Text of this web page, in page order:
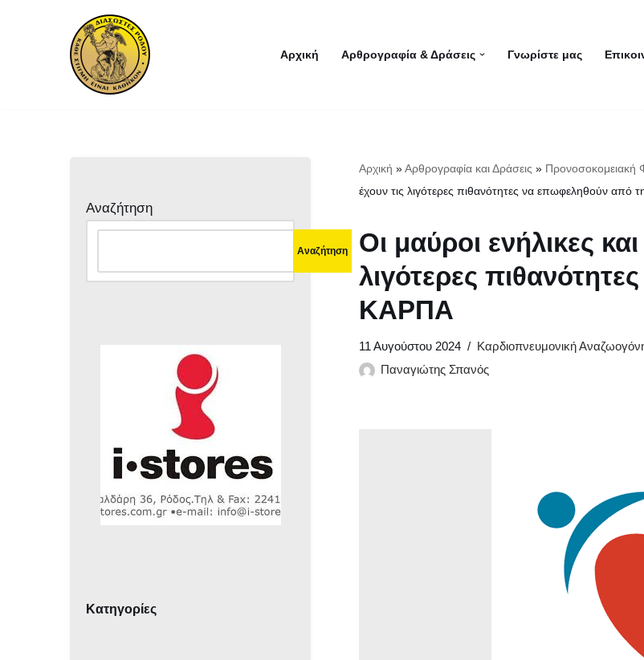
Μεταπηδήστε
περιεχόμενο
Αρχική Αρθρογραφία & Δράσεις Γνωρίστε μας
Αναζήτηση
Αναζήτηση
Κατηγορίες
Αρχική »Αρθρογραφία και Δράσεις » Προνοσοκομειακή
έχουν τις λιγότερες πιθανότητες να επωφεληθούν από
Οι μαύροι ενήλικες
λιγότερες
ΚΑΡΠΑ
11 Αυγούστου 2024 Καρδιοπνευμονική
Παναγιώτης Σπανός